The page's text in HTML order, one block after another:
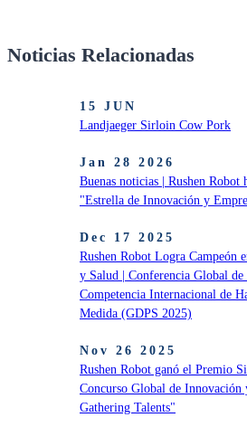
Noticias Relacionadas
15 JUN
Landjaeger Sirloin Cow Pork
Jan 28 2026
Buenas noticias | Rushen Robot
"Estrella de Innovación y
Dec 17 2025
Rushen Robot Logra Campeón
y Salud | Conferencia Global
Competencia Internacional de
Medida (GDPS 2025)
Nov 26 2025
Rushen Robot ganó el Premio
Concurso Global de
Gathering Talents"